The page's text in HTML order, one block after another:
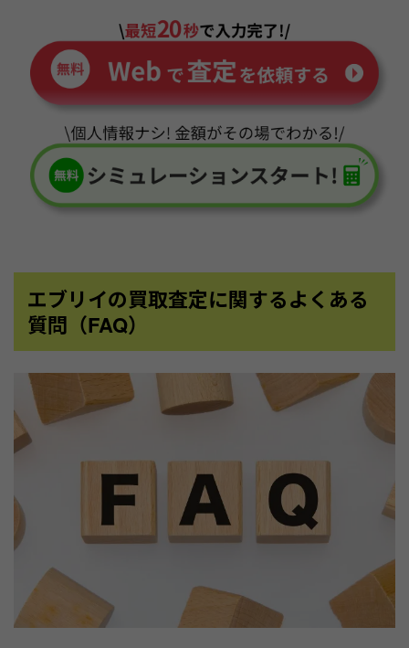
エブリイの買取査定に関するよくある
質問（FAQ）